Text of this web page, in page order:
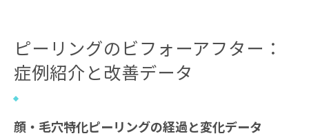
ピーリングのビフォーアフター：
症例紹介と改善データ
顔・毛穴特化ピーリングの経過と変化データ